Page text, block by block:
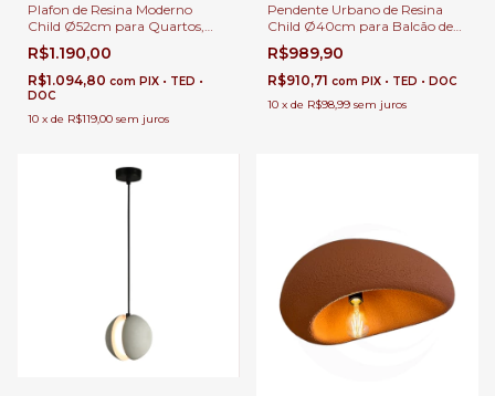
Plafon de Resina Moderno
Child Ø52cm para Quartos,
Hall, Corredor, Escritório e Área
Gourmet
R$1.190,00
R$1.094,80 com PIX • TED •
DOC
10 x de R$119,00 sem juros
Pendente Urbano de Resina
Child Ø40cm para Balcão de
Cozinha, Quartos, Sala de
Estar, Lavabo e Área Gourmet
R$989,90
R$910,71 com PIX • TED • DOC
10 x de R$98,99 sem juros